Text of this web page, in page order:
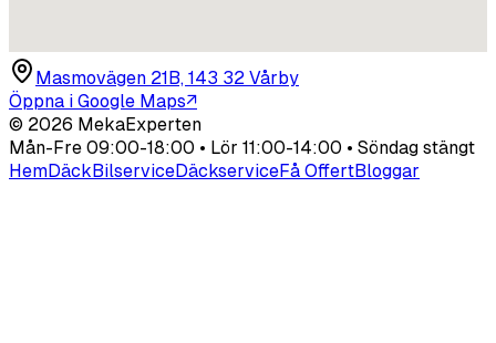
Masmovägen 21B, 143 32 Vårby
Öppna i Google Maps↗
© 2026 MekaExperten
Mån-Fre 09:00-18:00 • Lör 11:00-14:00 • Söndag stängt
HemDäck BilserviceDäckserviceFå OffertBloggar